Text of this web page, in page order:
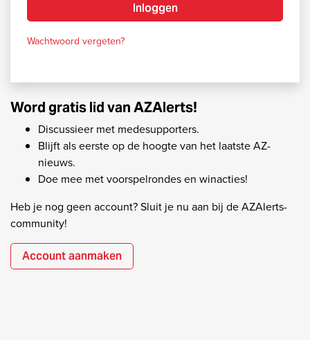
Inloggen
Wachtwoord vergeten?
Word gratis lid van AZAlerts!
Discussieer met medesupporters.
Blijft als eerste op de hoogte van het laatste AZ-
nieuws.
Doe mee met voorspelrondes en winacties!
Heb je nog geen account? Sluit je nu aan bij de AZAlerts-
community!
Account aanmaken